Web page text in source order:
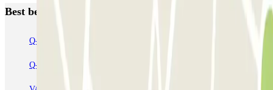
Best beoordeelde parkeergarages in Amsterdam
Q-Park Nieuwendijk
Q-Park Oostpoort VALET - Hotel Swissotel